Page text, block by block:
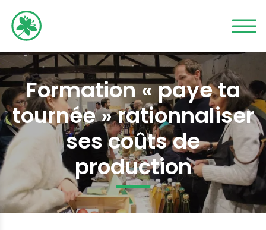
Formation « paye ta
tournée » rationnaliser
ses coûts de
production